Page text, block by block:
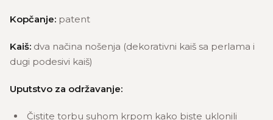
Kopčanje: patent
Kaiš: dva načina nošenja (dekorativni kaiš sa perlama i
dugi podesivi kaiš)
Uputstvo za održavanje:
Čistite torbu suhom krpom kako biste uklonili